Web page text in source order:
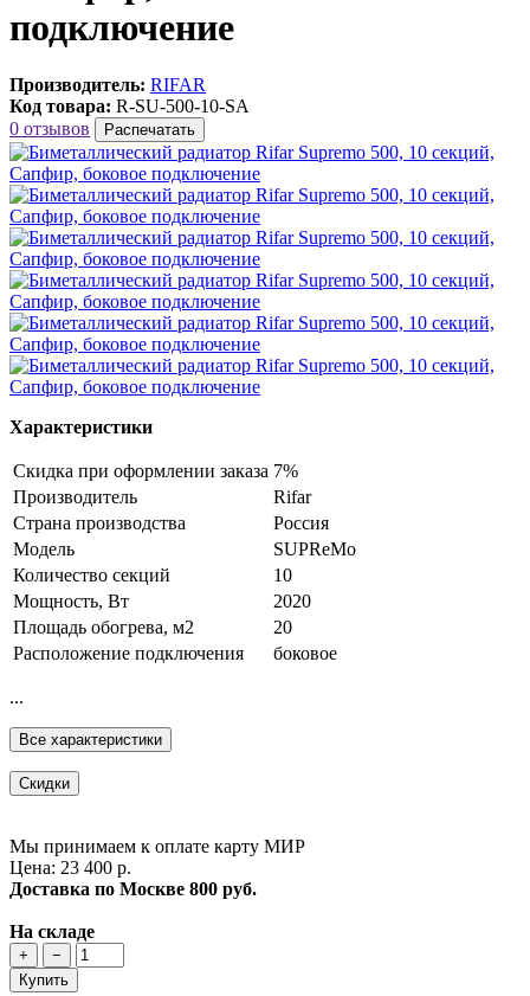
подключение
Производитель: RIFAR
Код товара: R-SU-500-10-SA
0 отзывов
Распечатать
Характеристики
Скидка при оформлении заказа 7%
Производитель
Rifar
Страна производства
Россия
Модель
SUPReMo
Количество секций
10
Мощность, Вт
2020
Площадь обогрева, м2
20
Расположение подключения
боковое
...
Все характеристики
Скидки
Мы принимаем к оплате карту МИР
Цена: 23 400 р.
Доставка по Москве 800 руб.
На складе
+
−
Купить